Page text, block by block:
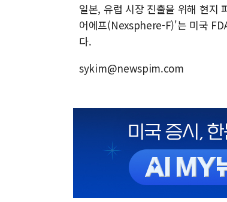
일본, 유럽 시장 진출을 위해 현지
어에프(Nexsphere-F)'는 미국
다.
sykim@newspim.com